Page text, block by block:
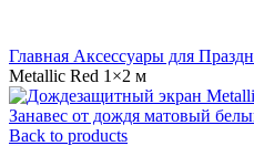
Главная Аксессуары для
Metallic Red 1×2 м
Занавес от дождя матовый
Back to products